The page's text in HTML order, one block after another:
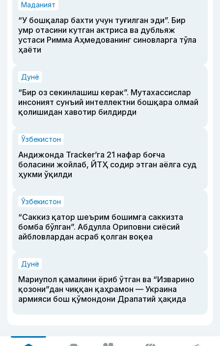
Маданият
“У бошқалар бахти учун туғилган эди”. Бир
умр отасини кутган актриса ва дубльяж
устаси Римма Аҳмедованинг синовларга тўла
ҳаёти
Дунё
“Бир оз секинлашиш керак”. Мутахассислар
инсоният сунъий интеллектни бошқара олмай
қолишидан хавотир билдирди
Ўзбекистон
Андижонда Tracker’га 21 нафар боғча
боласини жойлаб, ЙТҲ содир этган аёлга суд
ҳукми ўқилди
Ўзбекистон
“Саккиз қатор шеърим бошимга саккизта
бомба бўлган”. Абдулла Ориповни сиёсий
айбловлардан асраб қолган воқеа
Дунё
Мариупол қамалини ёриб ўтган ва “Изварино
қозони”дан чиққан қаҳрамон — Украина
армияси бош қўмондони Драпатий ҳақида